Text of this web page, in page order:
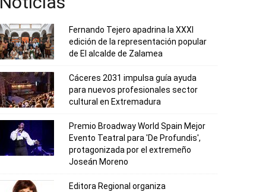
Fernando Tejero apadrina la XXXI
edición de la representación popular
de El alcalde de Zalamea
Cáceres 2031 impulsa guía ayuda
para nuevos profesionales sector
cultural en Extremadura
Premio Broadway World Spain Mejor
Evento Teatral para 'De Profundis',
protagonizada por el extremeño
Joseán Moreno
Editora Regional organiza